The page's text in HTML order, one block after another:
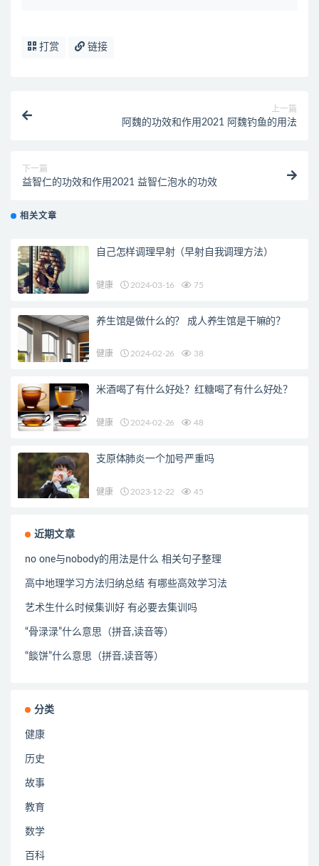
打赏 链接
上一篇
阿魏的功效和作用2021 阿魏钓鱼的用法
下一篇
益智仁的功效和作用2021 益智仁泡水的功效
相关文章
自己怎样调理早射（早射自我调理方法）
健康 2024-03-16 75
养生馆是做什么的？ 成人养生馆是干嘛的？
健康 2024-02-26 38
米酒喝了有什么好处？红糖喝了有什么好处？
健康 2024-02-26 48
支原体肺炎一个加号严重吗
健康 2023-12-22 45
近期文章
no one与nobody的用法是什么 相关句子整理
高中地理学习方法归纳总结 有哪些高效学习法
艺术生什么时候集训好 有必要去集训吗
“骨渌渌”什么意思（拼音,读音等）
“餤饼”什么意思（拼音,读音等）
分类
健康
历史
故事
教育
数学
百科